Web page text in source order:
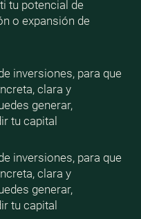
tu potencial de
o expansión de
inversiones, para que
clara y
generar,
tu capital
inversiones, para que
clara y
generar,
tu capital